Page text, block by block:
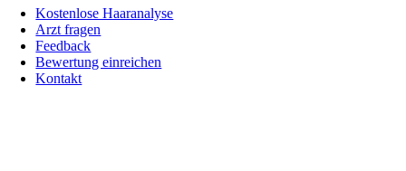
Kostenlose Haaranalyse
Arzt fragen
Feedback
Bewertung einreichen
Kontakt